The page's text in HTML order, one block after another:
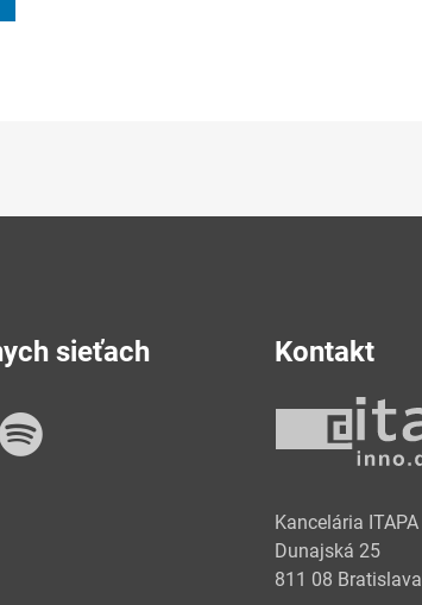
sieťach
LinkedIn
Kontakt
Kancelária ITAPA
Dunajská 25
811 08 Bratislava